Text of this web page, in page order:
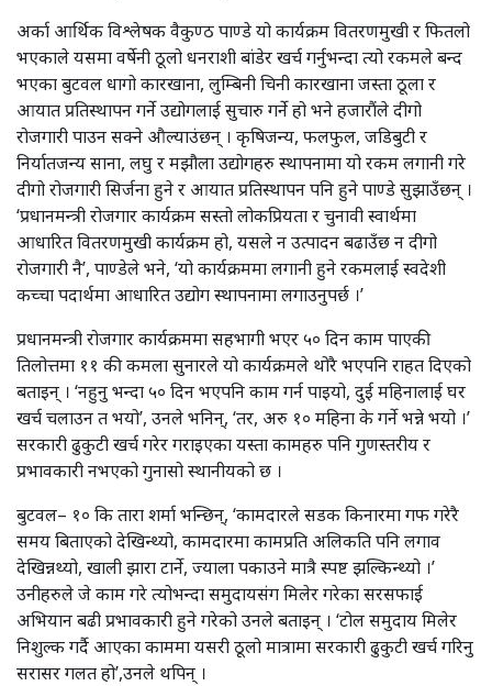
अर्का आर्थिक विश्लेषक वैकुण्ठ पाण्डे यो कार्यक्रम वितरणमुखी र फितलो
भएकाले यसमा वर्षेनी ठूलो धनराशी बांडेर खर्च गर्नुभन्दा त्यो रकमले बन्द
भएका बुटवल धागो कारखाना, लुम्बिनी चिनी कारखाना जस्ता ठूला र
आयात प्रतिस्थापन गर्ने उद्योगलाई सुचारु गर्ने हो भने हजारौंले दीगो
रोजगारी पाउन सक्ने औल्याउंछन् । कृषिजन्य, फलफुल, जडिबुटी र
निर्यातजन्य साना, लघु र मझौला उद्योगहरु स्थापनामा यो रकम लगानी गरे
दीगो रोजगारी सिर्जना हुने र आयात प्रतिस्थापन पनि हुने पाण्डे सुझाउँछन् ।
‘प्रधानमन्त्री रोजगार कार्यक्रम सस्तो लोकप्रियता र चुनावी स्वार्थमा
आधारित वितरणमुखी कार्यक्रम हो, यसले न उत्पादन बढाउँछ न दीगो
रोजगारी नै’, पाण्डेले भने, ‘यो कार्यक्रममा लगानी हुने रकमलाई स्वदेशी
कच्चा पदार्थमा आधारित उद्योग स्थापनामा लगाउनुपर्छ ।’
प्रधानमन्त्री रोजगार कार्यक्रममा सहभागी भएर ५० दिन काम पाएकी
तिलोत्तमा ११ की कमला सुनारले यो कार्यक्रमले थोरै भएपनि राहत दिएको
बताइन् । ‘नहुनु भन्दा ५० दिन भएपनि काम गर्न पाइयो, दुई महिनालाई घर
खर्च चलाउन त भयो’, उनले भनिन्, ‘तर, अरु १० महिना के गर्ने भन्ने भयो ।’
सरकारी ढुकुटी खर्च गरेर गराइएका यस्ता कामहरु पनि गुणस्तरीय र
प्रभावकारी नभएको गुनासो स्थानीयको छ ।
बुटवल– १० कि तारा शर्मा भन्छिन्, ‘कामदारले सडक किनारमा गफ गरेरै
समय बिताएको देखिन्थ्यो, कामदारमा कामप्रति अलिकति पनि लगाव
देखिन्नथ्यो, खाली झारा टार्ने, ज्याला पकाउने मात्रै स्पष्ट झल्किन्थ्यो ।’
उनीहरुले जे काम गरे त्योभन्दा समुदायसंग मिलेर गरेका सरसफाई
अभियान बढी प्रभावकारी हुने गरेको उनले बताइन् । ‘टोल समुदाय मिलेर
निशुल्क गर्दै आएका काममा यसरी ठूलो मात्रामा सरकारी ढुकुटी खर्च गरिनु
सरासर गलत हो’,उनले थपिन् ।